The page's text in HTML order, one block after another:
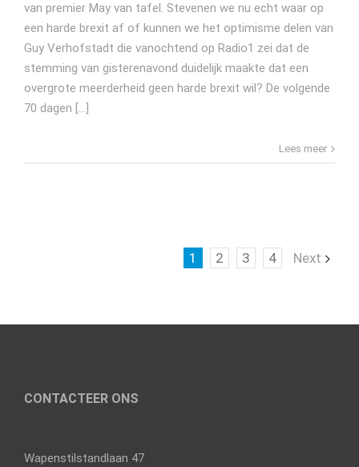
van premier May van tafel. Stevenen we nu echt waar op
een harde brexit af of kunnen we het optimisme delen van
Guy Verhofstadt die vanochtend op Radio1 zei dat de
stemming van gisterenavond duidelijk maakte dat een
overgrote meerderheid geen harde brexit wil? De volgende
70 dagen [...]
Lees meer
1 2 3 4 Next
CONTACTEER ONS
Wapenstilstandlaan 47